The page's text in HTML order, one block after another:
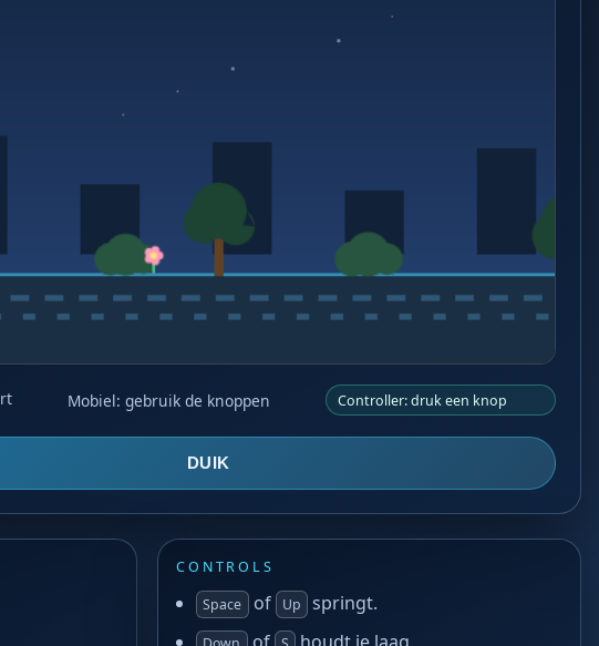
Mobiel: gebruik de knoppen Controller: druk een knop
DUIK
CONTROLS
Space of Up springt.